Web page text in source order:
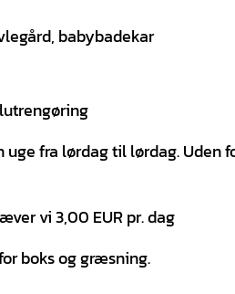
babybadekar
fra lørdag til lørdag. Uden
vi 3,00 EUR pr. dag
boks og græsning.